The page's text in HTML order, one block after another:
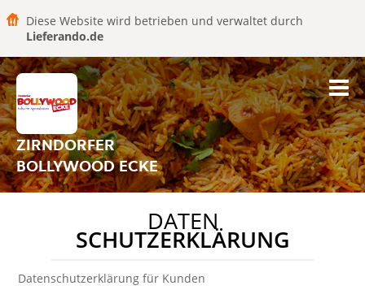
Diese Website wird betrieben und verwaltet durch
Lieferando.de
ZIRNDORFER
BOLLYWOOD ECKE
DATEN
SCHUTZERKLÄRUNG
Datenschutzerklärung für Kunden